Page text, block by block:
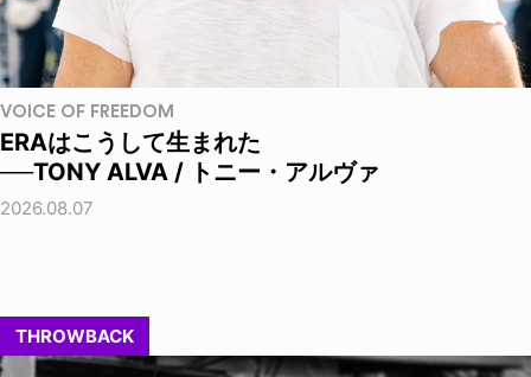
VOICE OF FREEDOM
ERAはこうして生まれた
──TONY ALVA / トニー・アルヴァ
2026.08.07
THROWBACK